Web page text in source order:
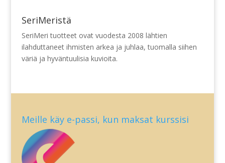
SeriMeristä
SeriMeri tuotteet ovat vuodesta 2008 lähtien
ilahduttaneet ihmisten arkea ja juhlaa, tuomalla siihen
väriä ja hyväntuulisia kuvioita.
Meille käy e-passi, kun maksat kurssisi